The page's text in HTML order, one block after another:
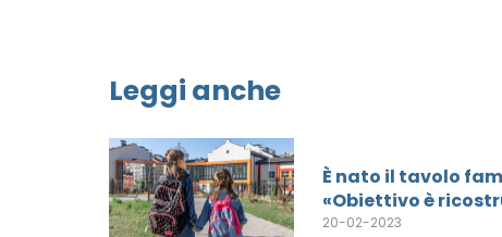
Leggi anche
È nato il tavolo
«Obiettivo è
20-02-2023